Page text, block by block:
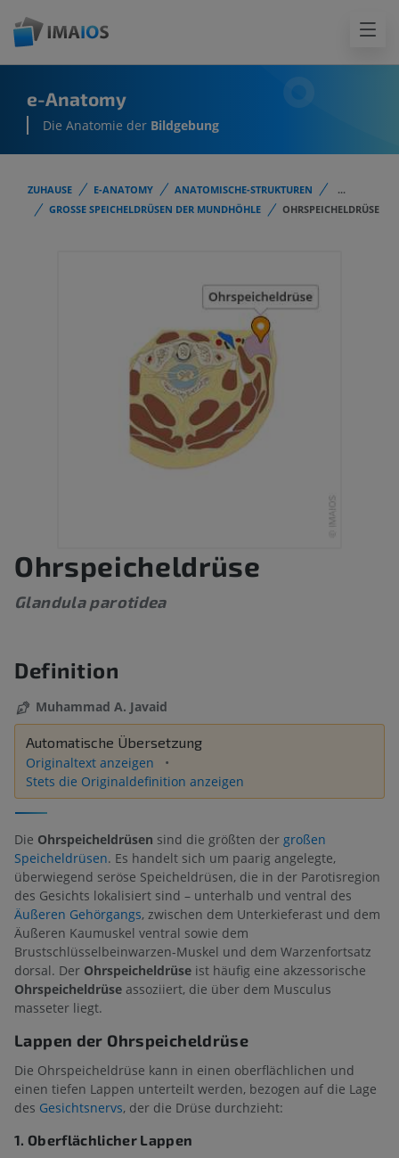
e-Anatomy
Die Anatomie der Bildgebung
ZUHAUSE E-ANATOMY ANATOMISCHE-STRUKTUREN
...
GROSSE SPEICHELDRÜSEN DER MUNDHÖHLE
OHRSPEICHELDRÜSE
Ohrspeicheldrüse
Glandula parotidea
Definition
Muhammad A. Javaid
Automatische Übersetzung
Originaltext anzeigen
Stets die Originaldefinition anzeigen
Die Ohrspeicheldrüsen sind die größten der großen
Speicheldrüsen. Es handelt sich um paarig angelegte,
überwiegend seröse Speicheldrüsen, die in der Parotisregion
des Gesichts lokalisiert sind – unterhalb und ventral des
Äußeren Gehörgangs, zwischen dem Unterkieferast und dem
Äußeren Kaumuskel ventral sowie dem
Brustschlüsselbeinwarzen-Muskel und dem Warzenfortsatz
dorsal. Der Ohrspeicheldrüse ist häufig eine akzessorische
Ohrspeicheldrüse assoziiert, die über dem Musculus
masseter liegt.
Lappen der Ohrspeicheldrüse
Die Ohrspeicheldrüse kann in einen oberflächlichen und
einen tiefen Lappen unterteilt werden, bezogen auf die Lage
des Gesichtsnervs, der die Drüse durchzieht:
1. Oberflächlicher Lappen